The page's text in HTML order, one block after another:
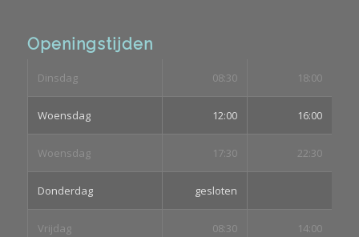
Openingstijden
Dinsdag 08:30 18:00
Woensdag 12:00 16:00
Woensdag 17:30 22:30
Donderdag gesloten
Vrijdag 08:30 14:00